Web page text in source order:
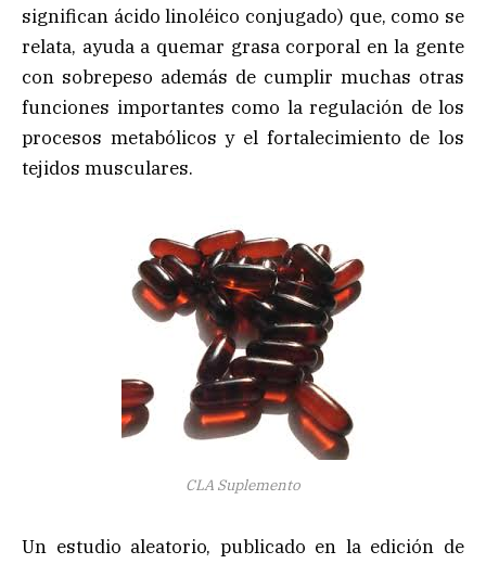
significan ácido linoléico conjugado) que, como se
relata, ayuda a quemar grasa corporal en la gente
con sobrepeso además de cumplir muchas otras
funciones importantes como la regulación de los
procesos metabólicos y el fortalecimiento de los
tejidos musculares.
CLA Suplemento
Un estudio aleatorio, publicado en la edición de